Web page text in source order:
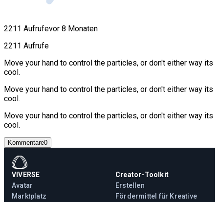
2211 Aufrufevor 8 Monaten
2211 Aufrufe
Move your hand to control the particles, or don't either way its
cool.
Move your hand to control the particles, or don't either way its
cool.
Move your hand to control the particles, or don't either way its
cool.
Kommentare0
VIVERSE
Avatar
Marktplatz
Creator-Toolkit
Erstellen
Fördermittel für Kreative